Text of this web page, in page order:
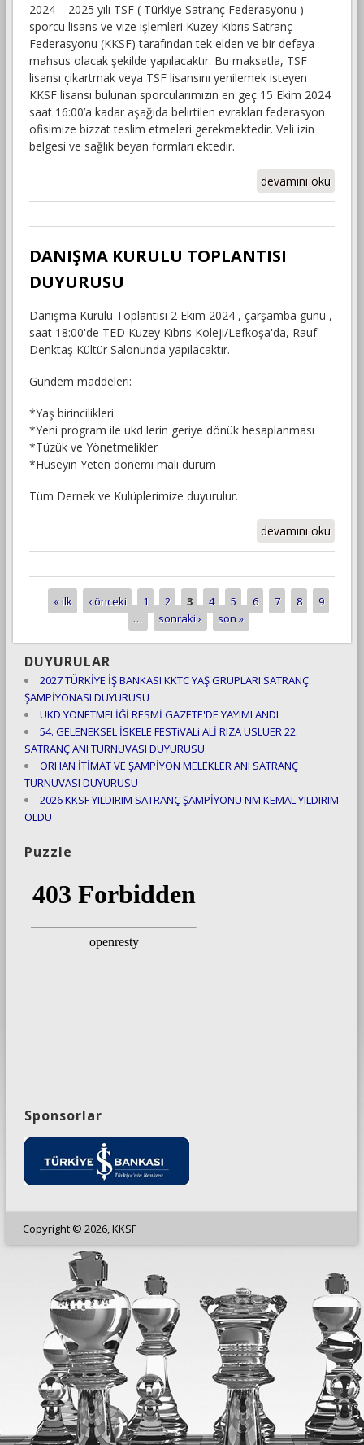
2024 – 2025 yılı TSF ( Türkiye Satranç Federasyonu )
sporcu lisans ve vize işlemleri Kuzey Kıbrıs Satranç
Federasyonu (KKSF) tarafından tek elden ve bir defaya
mahsus olacak şekilde yapılacaktır. Bu maksatla, TSF
lisansı çıkartmak veya TSF lisansını yenilemek isteyen
KKSF lisansı bulunan sporcularımızın en geç 15 Ekim 2024
saat 16:00’a kadar aşağıda belirtilen evrakları federasyon
ofisimize bizzat teslim etmeleri gerekmektedir. Veli izin
belgesi ve sağlık beyan formları ektedir.
2024-2025
DÖNEMİ TSF (
Federasyonu)
LİSANS
YENİLEME ve
DUYURUSU
hakkında
devamını oku
DANIŞMA KURULU TOPLANTISI
DUYURUSU
Danışma Kurulu Toplantısı ​2​ Ekim 2024 , çarşamba günü ,
saat 18:00'de TED Kuzey Kıbrıs Koleji/Lefkoşa'da, Rauf
Denktaş Kültür Salonunda yapılacaktır.
Gündem maddeleri:
​*Yaş birincilikleri
​*Yeni program ile ukd lerin geriye dönük hesaplanması
​*Tüzük ve Yönetmelikler
​*Hüseyin Yeten dönemi mali durum
Tüm Dernek ve Kulüplerimize duyurulur.
DANIŞMA
KURULU
DUYURUSU
hakkında
devamını oku
Sayfalar
« ilk ‹ önceki 1 2 3 4 5 6 7 8
9
…
sonraki › son »
DUYURULAR
2027 TÜRKİYE İŞ BANKASI KKTC YAŞ GRUPLARI SATRANÇ
ŞAMPİYONASI DUYURUSU
UKD YÖNETMELİĞİ RESMİ GAZETE'DE YAYIMLANDI
54. GELENEKSEL İSKELE FESTiVALi ALİ RIZA USLUER 22.
SATRANÇ ANI TURNUVASI DUYURUSU
ORHAN İTİMAT VE ŞAMPİYON MELEKLER ANI SATRANÇ
TURNUVASI DUYURUSU
2026 KKSF YILDIRIM SATRANÇ ŞAMPİYONU NM KEMAL YILDIRIM
OLDU
Puzzle
Sponsorlar
Copyright © 2026, KKSF